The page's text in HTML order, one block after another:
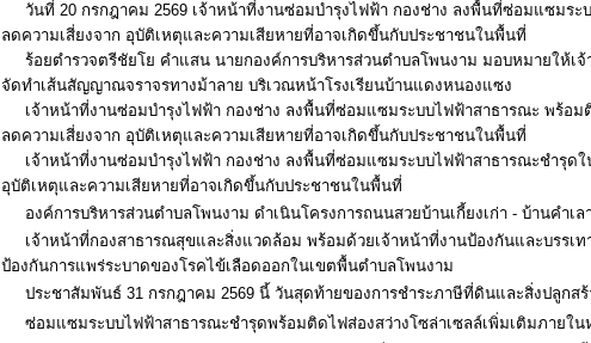
วันที่ 20 กรกฎาคม 2569 เจ้าหน้าที่งานซ่อมบำรุงไฟฟ้า กองช่าง ลงพื้นที่ซ่อมแซมร
ลดความเสี่ยงจาก อุบัติเหตุและความเสียหายที่อาจเกิดขึ้นกับประชาชนในพื้นที่
ร้อยตำรวจตรีชัยโย คำแสน นายกองค์การบริหารส่วนตำบลโพนงาม มอบหมายให้เ
จัดทำเส้นสัญญาณจราจรทางม้าลาย บริเวณหน้าโรงเรียนบ้านแดงหนองแซง
เจ้าหน้าที่งานซ่อมบำรุงไฟฟ้า กองช่าง ลงพื้นที่ซ่อมแซมระบบไฟฟ้าสาธารณะ พร้อ
ลดความเสี่ยงจาก อุบัติเหตุและความเสียหายที่อาจเกิดขึ้นกับประชาชนในพื้นที่
เจ้าหน้าที่งานซ่อมบำรุงไฟฟ้า กองช่าง ลงพื้นที่ซ่อมแซมระบบไฟฟ้าสาธารณะชำรุด
อุบัติเหตุและความเสียหายที่อาจเกิดขึ้นกับประชาชนในพื้นที่
องค์การบริหารส่วนตำบลโพนงาม ดำเนินโครงการถนนสวยบ้านเกี้ยงเก่า - บ้านคำ
เจ้าหน้าที่กองสาธารณสุขและสิ่งแวดล้อม พร้อมด้วยเจ้าหน้าที่งานป้องกันและบรร
ป้องกันการแพร่ระบาดของโรคไข้เลือดออกในเขตพื้นตำบลโพนงาม
ประชาสัมพันธ์ 31 กรกฎาคม 2569 นี้ วันสุดท้ายของการชำระภาษีที่ดินและสิ่งปลูกสร้
ซ่อมแซมระบบไฟฟ้าสาธารณะชำรุดพร้อมติดไฟส่องสว่างโซล่าเซลล์เพิ่มเติมภายใ